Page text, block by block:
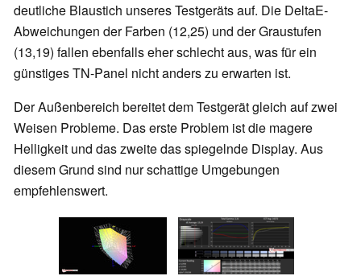
deutliche Blaustich unseres Testgeräts auf. Die DeltaE-
Abweichungen der Farben (12,25) und der Graustufen
(13,19) fallen ebenfalls eher schlecht aus, was für ein
günstiges TN-Panel nicht anders zu erwarten ist.
Der Außenbereich bereitet dem Testgerät gleich auf zwei
Weisen Probleme. Das erste Problem ist die magere
Helligkeit und das zweite das spiegelnde Display. Aus
diesem Grund sind nur schattige Umgebungen
empfehlenswert.